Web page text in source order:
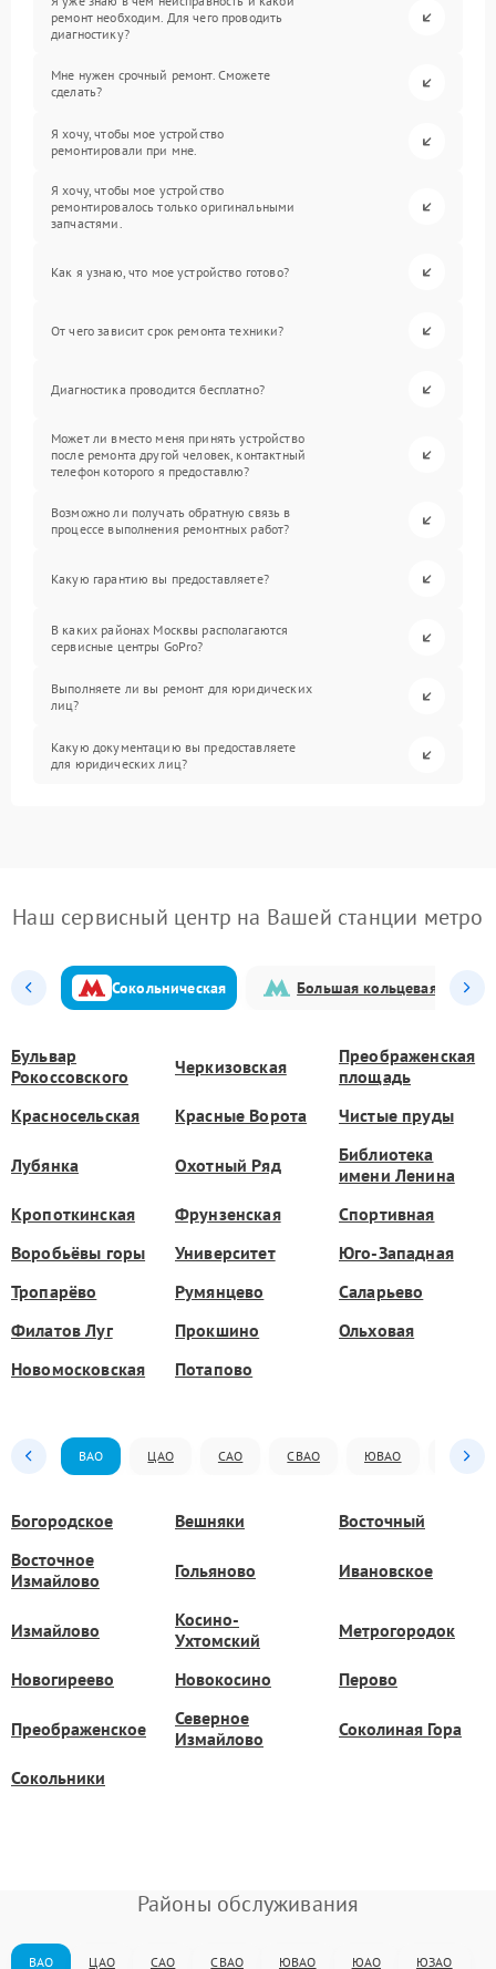
ремонт необходим. Для чего проводить
диагностику?
Мне нужен срочный ремонт. Сможете
сделать?
Я хочу, чтобы мое устройство
ремонтировали при мне.
Я хочу, чтобы мое устройство
ремонтировалось только оригинальными
запчастями.
Как я узнаю, что мое устройство готово?
От чего зависит срок ремонта техники?
Диагностика проводится бесплатно?
Может ли вместо меня принять устройство
после ремонта другой человек, контактный
телефон которого я предоставлю?
Возможно ли получать обратную связь в
процессе выполнения ремонтных работ?
Какую гарантию вы предоставляете?
В каких районах Москвы располагаются
сервисные центры GoPro?
Выполняете ли вы ремонт для юридических
лиц?
Какую документацию вы предоставляете
для юридических лиц?
Наш сервисный центр на Вашей станции метро
Сокольническая Большая кольцевая
Бульвар
Рокоссовского
Черкизовская
Преображенская
площадь
Красносельская
Красные Ворота Чистые пруды
Лубянка Охотный Ряд
Библиотека
имени Ленина
Кропоткинская
Фрунзенская
Спортивная
Воробьёвы горы
Университет
Юго-Западная
Тропарёво
Румянцево
Саларьево
Филатов Луг
Прокшино
Ольховая
Новомосковская
Потапово
ВАО ЦАО САО СВАО ЮВАО ЮАО
Богородское Вешняки
Восточный
Восточное
Измайлово
Гольяново Ивановское
Измайлово
Косино-
Ухтомский
Метрогородок
Новогиреево Новокосино Перово
Преображенское
Северное
Измайлово
Соколиная Гора
Сокольники
Районы обслуживания
ВАО ЦАО САО СВАО ЮВАО ЮАО ЮЗАО